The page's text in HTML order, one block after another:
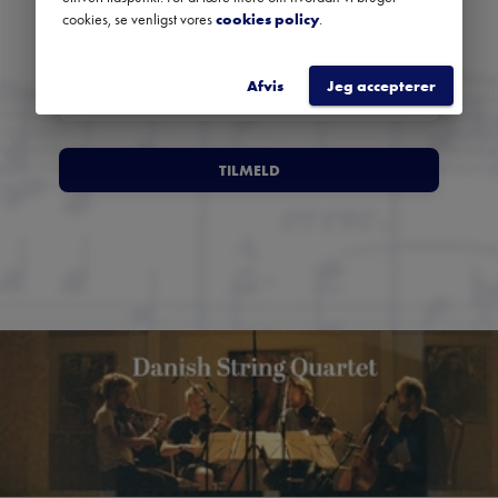
anbefalinger fra hele landet.
TILMELD
cookies, se venligst vorescookies policy.
Afvis Jeg accepterer